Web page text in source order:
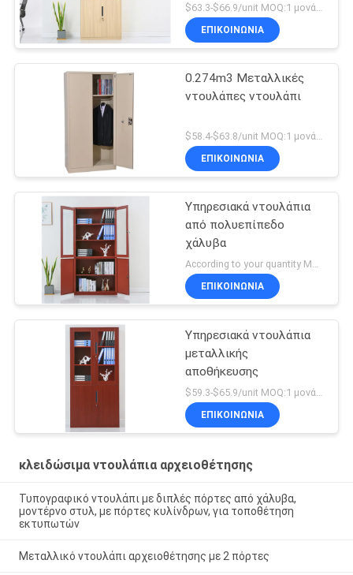
μεταλλικά έπιπλα
γραφείου
ΕΠΙΚΟΙΝΩΝΊΑ
0.274m3 Μεταλλικές
ντουλάπες ντουλάπι
ΕΠΙΚΟΙΝΩΝΊΑ
Υπηρεσιακά ντουλάπια
από πολυεπίπεδο
χάλυβα
According to your quantity MOQ:1 μονάδα
ΕΠΙΚΟΙΝΩΝΊΑ
Υπηρεσιακά ντουλάπια
μεταλλικής
αποθήκευσης
$59.3-$65.9/unit MOQ:1 μονάδα
ΕΠΙΚΟΙΝΩΝΊΑ
κλειδώσιμα ντουλάπια αρχειοθέτησης
Τυπογραφικό ντουλάπι με διπλές πόρτες από χάλυβα,
μοντέρνο στυλ, με πόρτες κυλίνδρων, για τοποθέτηση
εκτυπωτών
Μεταλλικό ντουλάπι αρχειοθέτησης με 2 πόρτες